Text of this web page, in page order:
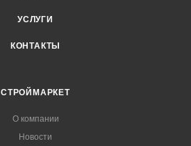
УСЛУГИ
КОНТАКТЫ
СТРОЙМАРКЕТ
О компании
Новости